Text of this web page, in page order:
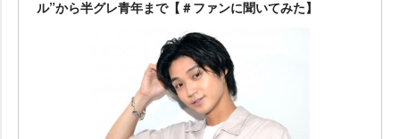
ル”から半グレ青年まで【＃ファンに聞いてみた】